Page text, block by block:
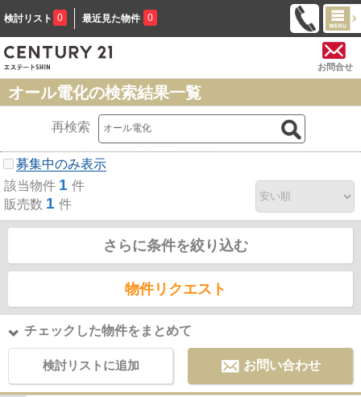
検討リスト 0 最近見た物件 0
お問合せ
オール電化の検索結果一覧
再検索
募集中のみ表示
該当物件 1 件
販売数 1 件
さらに条件を絞り込む
物件リクエスト
チェックした物件をまとめて
検討リストに追加 お問い合わせ